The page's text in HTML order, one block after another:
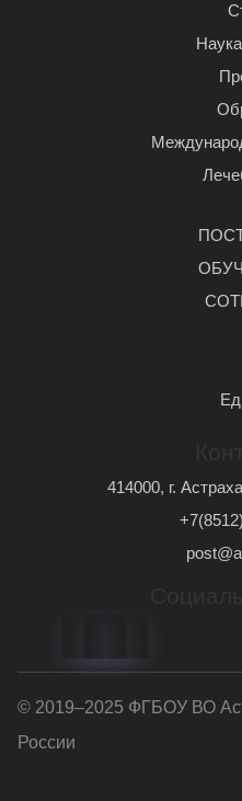
414000, г.
© 2019–2025 ФГБОУ ВО
России